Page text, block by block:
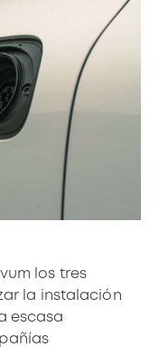
los tres
la instalación
escasa